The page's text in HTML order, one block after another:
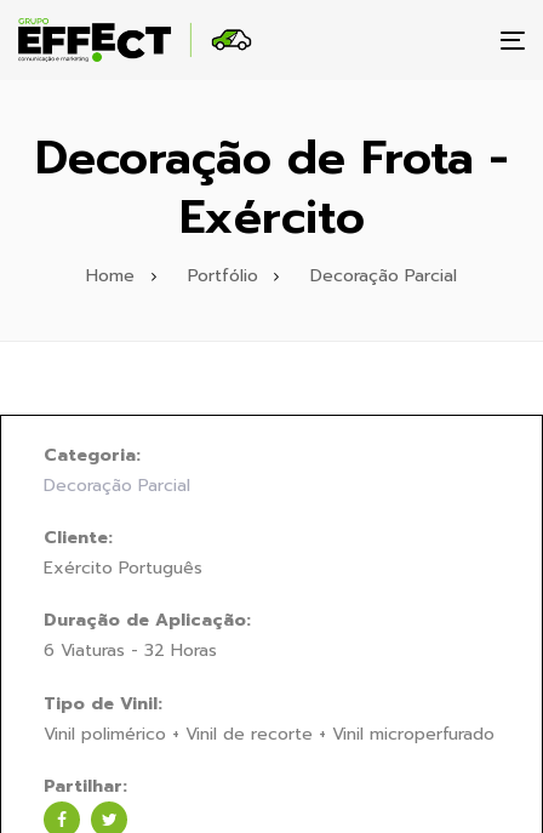
Decoração de Frota -
Exército
Home Portfólio Decoração Parcial
Categoria:
Decoração Parcial
Cliente:
Exército Português
Duração de Aplicação:
6 Viaturas - 32 Horas
Tipo de Vinil:
Vinil polimérico + Vinil de recorte + Vinil microperfurado
Partilhar: